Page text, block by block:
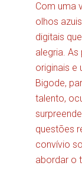
Com uma
olhos
digitais
alegria.
originais e
Bigode,
talento,
questões
convívio
abordar o